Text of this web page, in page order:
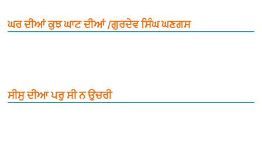
ਘਰ ਦੀਆਂ ਕੁਝ ਘਾਟ ਦੀਆਂ /ਗੁਰਦੇਵ ਸਿੰਘ ਘਣਗਸ
ਸੀਸੁ ਦੀਆ ਪਰੁ ਸੀ ਨ ਉਚਰੀ